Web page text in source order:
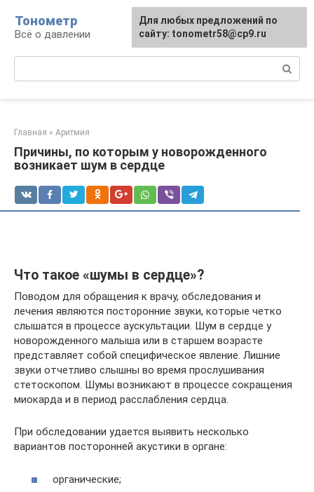
контенту
Тонометр
Всё о давлении
Главная » Аритмия
Причины, по которым у новорожденного
возникает шум в сердце
Что такое «шумы в сердце»?
Поводом для обращения к врачу, обследования и
лечения являются посторонние звуки, которые четко
слышатся в процессе аускультации. Шум в сердце у
новорожденного малыша или в старшем возрасте
представляет собой специфическое явление. Лишние
звуки отчетливо слышны во время прослушивания
стетоскопом. Шумы возникают в процессе сокращения
миокарда и в период расслабления сердца.
При обследовании удается выявить несколько
вариантов посторонней акустики в органе:
органические;
Для любых предложений по
сайту: tonometr58@cp9.ru
Для любых предложений по
сайту: tonometr58@cp9.ru